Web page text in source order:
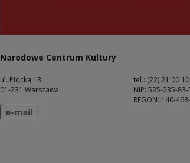
Narodowe Centrum Kultury
ul. Płocka 13
01-231 Warszawa
wyślij wiadomość
e-mail
tel.: (22) 21 00
NIP: 525-235-83-
REGON: 140-